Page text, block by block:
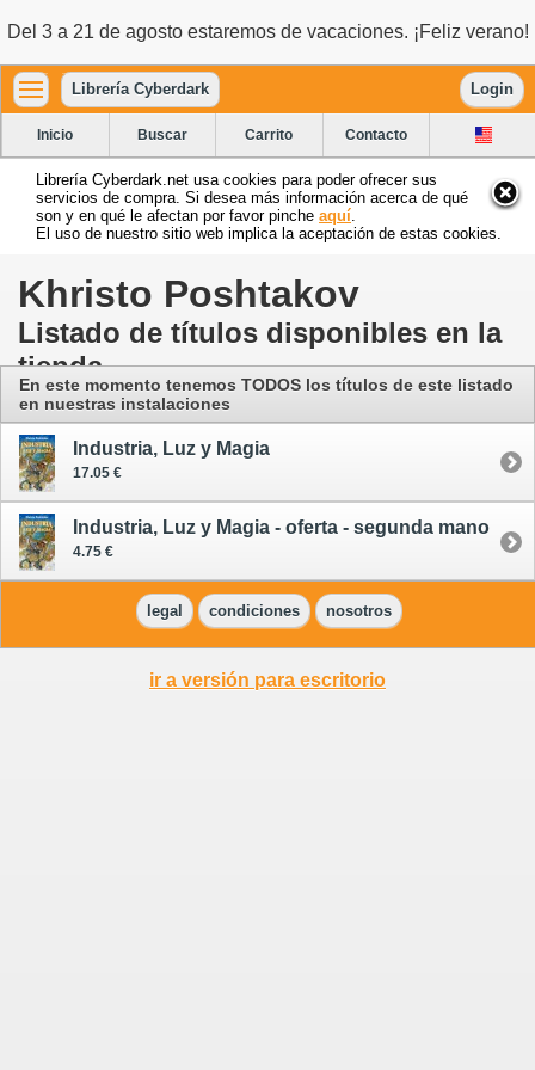
Del 3 a 21 de agosto estaremos de vacaciones. ¡Feliz verano!
Librería Cyberdark Login
Inicio Buscar Carrito Contacto
Librería Cyberdark.net usa cookies para poder ofrecer sus
servicios de compra. Si desea más información acerca de qué
son y en qué le afectan por favor pinche aquí
El uso de nuestro sitio web implica la aceptación de estas cookies.
Khristo Poshtakov
Listado de títulos disponibles en la
tienda
En este momento tenemos TODOS los títulos de este listado
en nuestras instalaciones
Industria, Luz y Magia
17.05 €
Industria, Luz y Magia - oferta - segunda mano
4.75 €
legal condiciones nosotros
ir a versión para escritorio